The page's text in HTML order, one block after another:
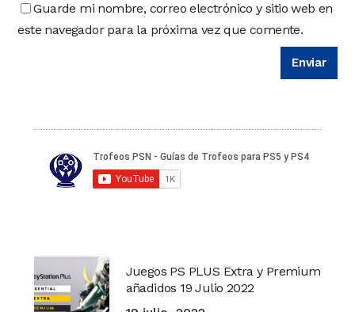
Guarde mi nombre, correo electrónico y sitio web en
este navegador para la próxima vez que comente.
Juegos PS PLUS Extra y Premium
añadidos 19 Julio 2022